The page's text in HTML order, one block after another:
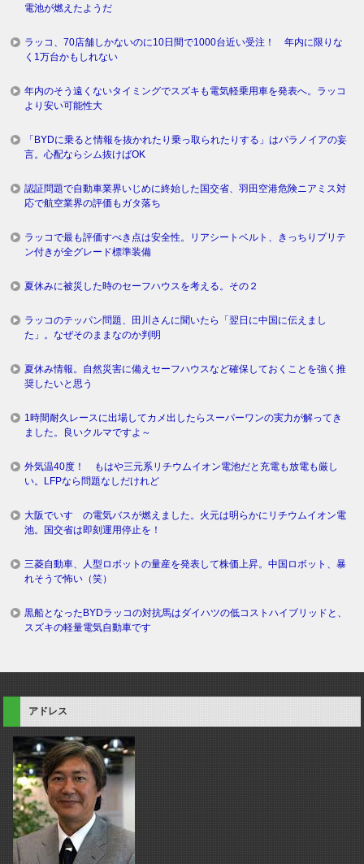
電池が燃えたようだ
ラッコ、70店舗しかないのに10日間で1000台近い受注！ 年内に限りな
く1万台かもしれない
年内のそう遠くないタイミングでスズキも電気軽乗用車を発表へ。ラッコ
より安い可能性大
「BYDに乗ると情報を抜かれたり乗っ取られたりする」はパラノイアの妄
言。心配ならシム抜けばOK
認証問題で自動車業界いじめに終始した国交省、羽田空港危険ニアミス対
応で航空業界の評価もガタ落ち
ラッコで最も評価すべき点は安全性。リアシートベルト、きっちりプリテ
ン付きが全グレード標準装備
夏休みに被災した時のセーフハウスを考える。その２
ラッコのテッパン問題、田川さんに聞いたら「翌日に中国に伝えまし
た」。なぜそのままなのか判明
夏休み情報。自然災害に備えセーフハウスなど確保しておくことを強く推
奨したいと思う
1時間耐久レースに出場してカメ出したらスーパーワンの実力が解ってき
ました。良いクルマですよ～
外気温40度！ もはや三元系リチウムイオン電池だと充電も放電も厳し
い。LFPなら問題なしだけれど
大阪でいすゞの電気バスが燃えました。火元は明らかにリチウムイオン電
池。国交省は即刻運用停止を！
三菱自動車、人型ロボットの量産を発表して株価上昇。中国ロボット、暴
れそうで怖い（笑）
黒船となったBYDラッコの対抗馬はダイハツの低コストハイブリッドと、
スズキの軽量電気自動車です
アドレス